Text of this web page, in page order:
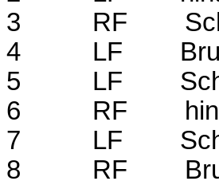
3
RF
4
LF
5
LF
6
RF
7
LF
8
RF